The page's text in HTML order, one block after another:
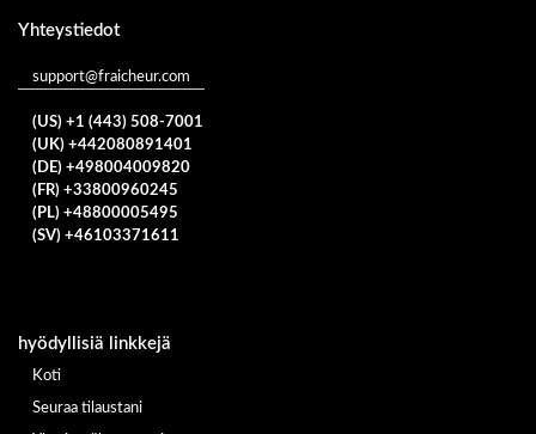
Yhteystiedot
support@fraicheur.com
(US) +1 (443) 508-7001
(UK) +442080891401
(DE) +498004009820
(FR) +33800960245
(PL) +48800005495
(SV) +46103371611
hyödyllisiä linkkejä
Koti
Seuraa tilaustani